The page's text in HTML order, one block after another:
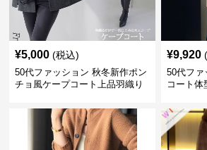
¥5,000 (税込)
50代ファッション 秋冬新作ポン
チョ風ケープコート上品羽織り
¥9,920
50代ファ
コート体